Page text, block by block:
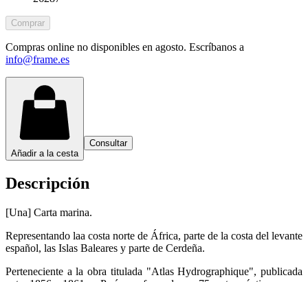
Comprar
Compras online no disponibles en agosto. Escríbanos a
info@frame.es
Añadir a la cesta
Consultar
Descripción
[Una] Carta marina.
Representando laa costa norte de África, parte de la costa del levante
español, las Islas Baleares y parte de Cerdeña.
Perteneciente a la obra titulada "Atlas Hydrographique", publicada